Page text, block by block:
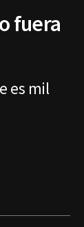
fuera
es mil